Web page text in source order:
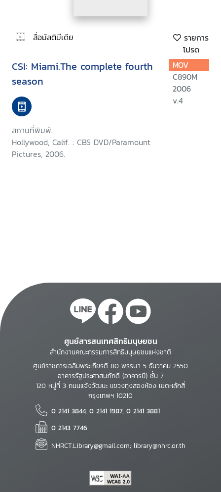
สื่อมัลติมีเดีย
รายการ
โปรด
CSI: Miami.The complete fourth
season
สถานที่พิมพ์:
Hollywood, Calif. : CBS DVD/Paramount
Pictures, 2006.
MOV
C890M
2006
v.4
ศูนย์สารสนเทศสิทธิมนุษยชน
สำนักงานคณะกรรมการสิทธิมนุษยชนแห่งชาติ
ศูนย์ราชการเฉลิมพระเกียรติ 80 พรรษา 5 ธันวาคม 2550
อาคารรัฐประศาสนภักดี (อาคารบี) ชั้น 7
120 หมู่ที่ 3 ถนนแจ้งวัฒนะ แขวงทุ่งสองห้อง เขตหลักสี่
กรุงเทพฯ 10210
0 2141 3844, 0 2141 1987, 0 2141 3881
0 2143 7746
NHRCT.Library@gmail.com; library@nhrc.or.th